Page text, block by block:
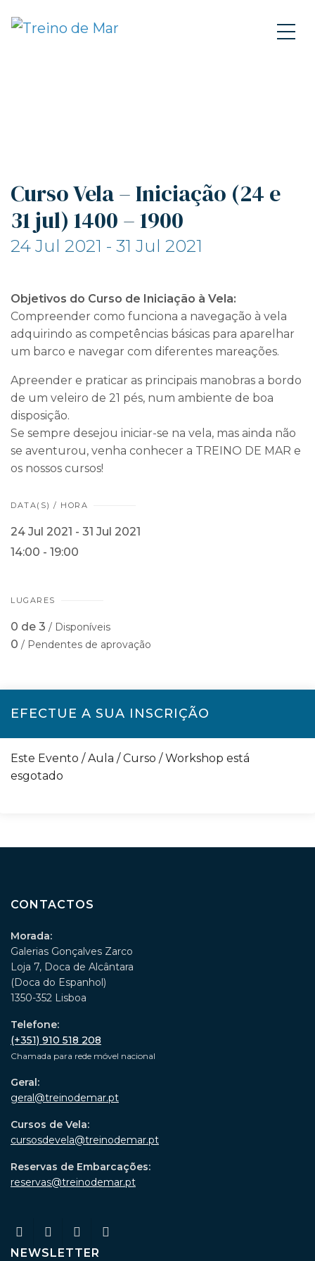
Curso Vela – Iniciação (24 e
31 jul) 1400 – 1900
24 Jul 2021 - 31 Jul 2021
Objetivos do Curso de Iniciação à Vela:
Compreender como funciona a navegação à vela
adquirindo as competências básicas para aparelhar
um barco e navegar com diferentes mareações.
Apreender e praticar as principais manobras a bordo
de um veleiro de 21 pés, num ambiente de boa
disposição.
Se sempre desejou iniciar-se na vela, mas ainda não
se aventurou, venha conhecer a TREINO DE MAR e
os nossos cursos!
DATA(S) / HORA
24 Jul 2021 - 31 Jul 2021
14:00 - 19:00
LUGARES
0 de 3 / Disponíveis
0 / Pendentes de aprovação
EFECTUE A SUA INSCRIÇÃO
Este Evento / Aula / Curso / Workshop está
esgotado
CONTACTOS
Morada:
Galerias Gonçalves Zarco
Loja 7, Doca de Alcântara
(Doca do Espanhol)
1350-352 Lisboa
Telefone:
(+351) 910 518 208
Chamada para rede móvel nacional
Geral:
geral@treinodemar.pt
Cursos de Vela:
cursosdevela@treinodemar.pt
Reservas de Embarcações:
reservas@treinodemar.pt
NEWSLETTER